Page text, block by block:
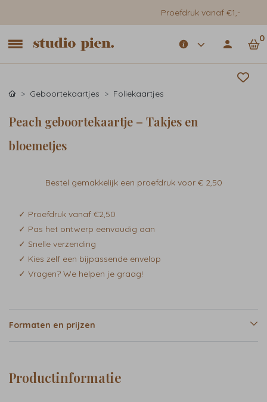
Proefdruk vanaf €1,-
0
Geboortekaartjes Foliekaartjes
Peach geboortekaartje – Takjes en
bloemetjes
Bestel gemakkelijk een proefdruk voor € 2,50
✓ Proefdruk vanaf €2,50
✓ Pas het ontwerp eenvoudig aan
✓ Snelle verzending
✓ Kies zelf een bijpassende envelop
✓ Vragen? We helpen je graag!
Formaten en prijzen
Productinformatie